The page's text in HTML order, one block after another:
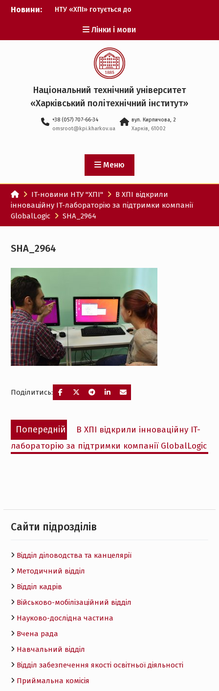
Перейти
Новини:
НТУ «ХПІ» готується до
Музичні таланти ХПІ
запрошуються на
Всеукраїнський
фестиваль «Червона
рута – 2027»
ХПІ уклав угоду про
партнерство з ДержНДІ
технологій кібербезпеки
Головнокомандувачем
Збройних Сил України
участю ХПІ обговорили
перспективи українсько-
іспанського
технологічного
партнерства
Лінки і мови
Національний технічний університет
«Харківський політехнічний iнститут»
+38 (057) 707-66-34
omsroot@kpi.kharkov.ua
вул. Кирпичова, 2
Харків, 61002
Меню
IT-новини НТУ "ХПІ"
В ХПІ відкрили
інноваційну IT-лабораторію за підтримки компанії
GlobalLogic
SHA_2964
SHA_2964
Поділитись:
Навігація
записів
Попередній
Попередній
запис:
В ХПІ відкрили інноваційну IT-
лабораторію за підтримки компанії GlobalLogic
Cайти підрозділів
Відділ діловодства та канцелярії
Методичний відділ
Відділ кадрів
Військово-мобілізаційний відділ
Науково-дослідна частина
Вчена рада
Навчальний відділ
Відділ забезпечення якості освітньої діяльності
Приймальна комісія